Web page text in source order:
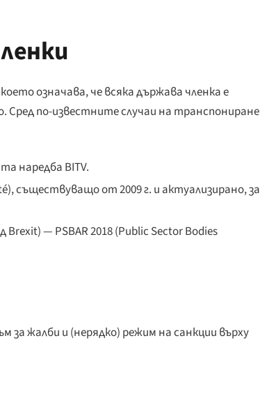
означава, че всяка държава членка е
по-известните случаи на транспониране
наредба BITV.
), съществуващо от 2009 г. и актуализирано, за
Brexit) — PSBAR 2018 (Public Sector Bodies
за жалби и (нерядко) режим на санкции върху